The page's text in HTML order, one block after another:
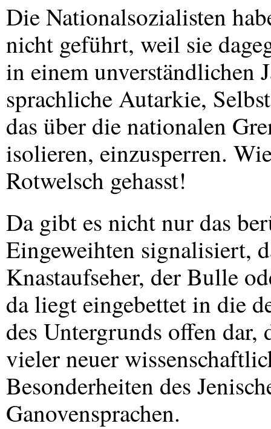
Die Nationalsozialisten
nicht geführt, weil sie
in einem unverständlichen
sprachliche Autarkie,
das über die nationalen
isolieren, einzusperren.
Rotwelsch gehasst!
Da gibt es nicht nur das
Eingeweihten signalisiert,
Knastaufseher, der Bulle
da liegt eingebettet in die
des Untergrunds offen
vieler neuer
Besonderheiten des
Ganovensprachen.